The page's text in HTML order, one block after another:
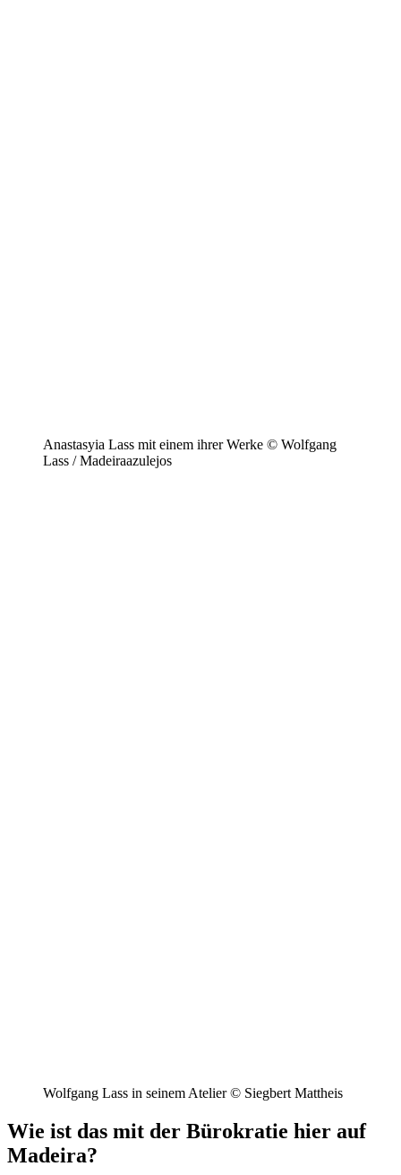
Anastasyia Lass mit einem ihrer Werke © Wolfgang
Lass / Madeiraazulejos
Wolfgang Lass in seinem Atelier © Siegbert Mattheis
Wie ist das mit der Bürokratie hier auf
Madeira?